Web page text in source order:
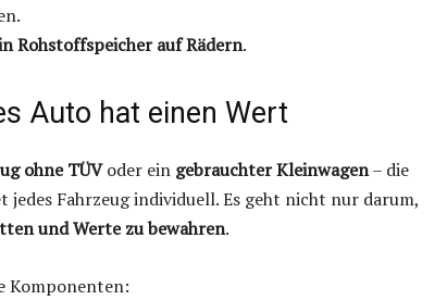
Rohstoffspeicher auf Rädern.
Auto hat einen Wert
ohne TÜVoder ein gebrauchter Kleinwagen– die
Fahrzeug individuell. Es geht nicht nur darum,
und Werte zu bewahren.
Komponenten: